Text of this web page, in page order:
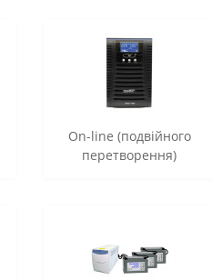
On-line (подвійного
перетворення)